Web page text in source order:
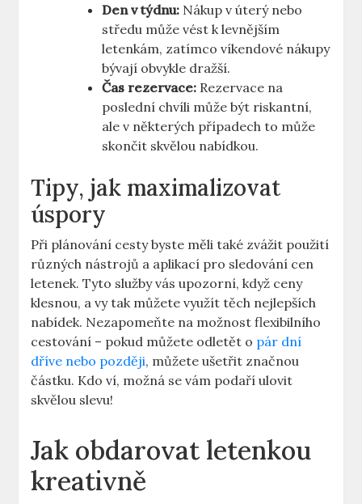
Den v týdnu: Nákup v úterý nebo
středu může vést k levnějším
letenkám, zatímco víkendové nákupy
bývají obvykle dražší.
Čas rezervace: Rezervace na
poslední chvíli může být riskantní,
ale v některých případech to může
skončit skvělou nabídkou.
Tipy, jak maximalizovat
úspory
Při plánování cesty byste měli také zvážit použití
různých nástrojů a aplikací pro sledování cen
letenek. Tyto služby vás upozorní, když ceny
klesnou, a vy tak můžete využít těch nejlepších
nabídek. Nezapomeňte na možnost flexibilního
cestování – pokud můžete odletět o pár dní
dříve nebo později, můžete ušetřit značnou
částku. Kdo ví, možná se vám podaří ulovit
skvělou slevu!
Jak obdarovat letenkou
kreativně